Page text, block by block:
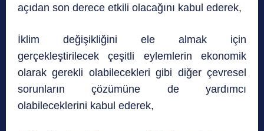
açıdan son derece etkili olacağını kabul ederek,
İklim değişikliğini ele almak için
gerçekleştirilecek çeşitli eylemlerin ekonomik
olarak gerekli olabilecekleri gibi diğer çevresel
sorunların çözümüne de yardımcı
olabileceklerini kabul ederek,